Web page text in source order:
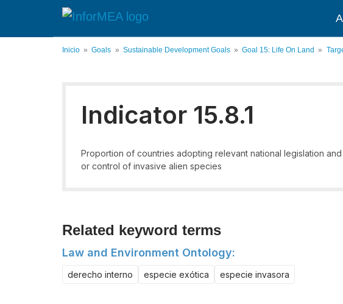
Inicio Goals Sustainable Development Goals Goal 15: Life On Land
Indicator 15.8.1
Proportion of countries adopting relevant national legislation
or control of invasive alien species
Related keyword terms
Law and Environment Ontology:
derecho interno especie exótica especie invasora